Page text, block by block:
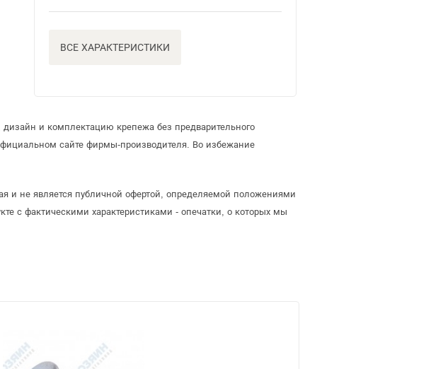
ВСЕ ХАРАКТЕРИСТИКИ
и комплектацию крепежа без предварительного
сайте фирмы-производителя. Во избежание
и не является публичной офертой, определяемой положениями
с фактическими характеристиками - опечатки, о которых мы